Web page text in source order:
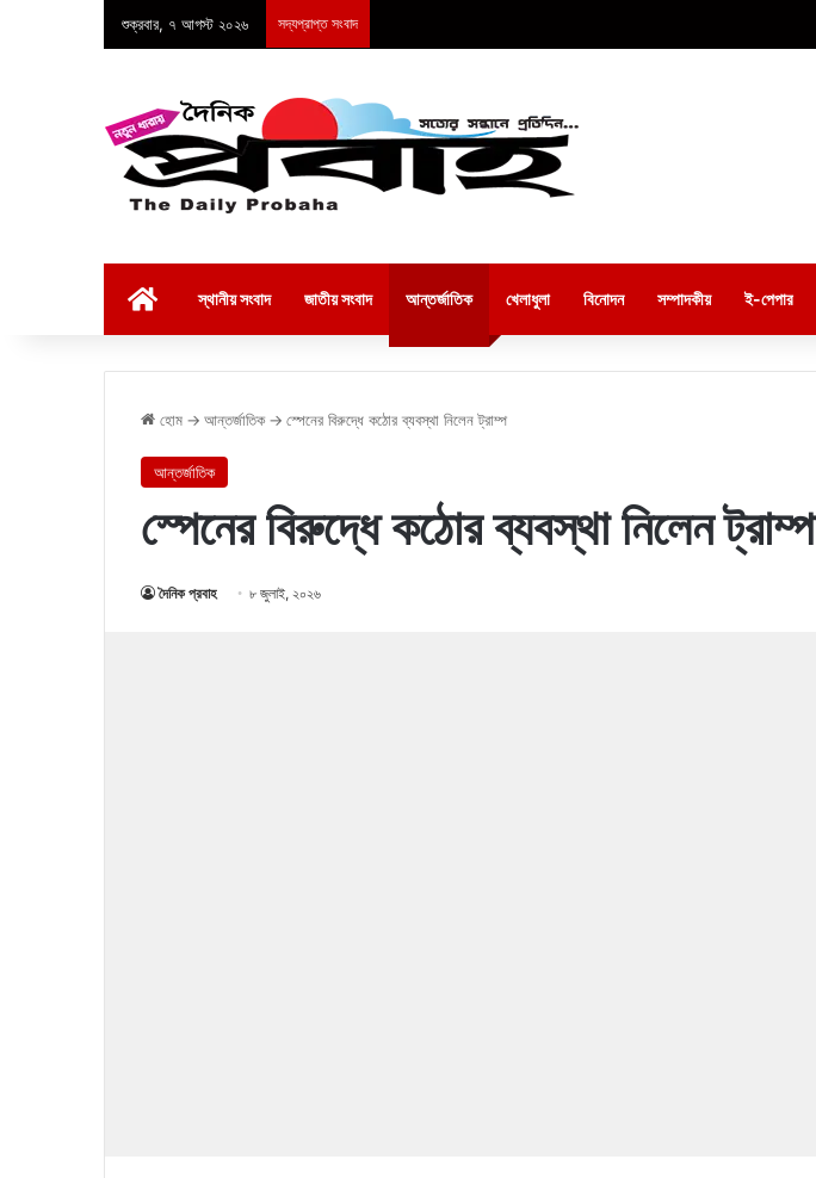
শুক্রবার, ৭ আগস্ট ২০২৬ সদ্যপ্রাপ্ত সংবাদ
স্থানীয় সংবাদ জাতীয় সংবাদ আন্তর্জাতিক খেলাধুলা বিনোদন সম্পাদকীয় ই-পেপার
হোম → আন্তর্জাতিক → স্পেনের বিরুদ্ধে কঠোর ব্যবস্থা নিলেন ট্রাম্প
আন্তর্জাতিক
স্পেনের বিরুদ্ধে কঠোর ব্যবস্থা নিলেন ট্রাম্প
দৈনিক প্রবাহ ৮ জুলাই, ২০২৬